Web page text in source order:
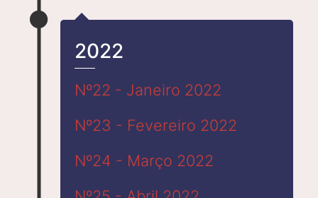
2022
Nº22 - Janeiro 2022
Nº23 - Fevereiro 2022
Nº24 - Março 2022